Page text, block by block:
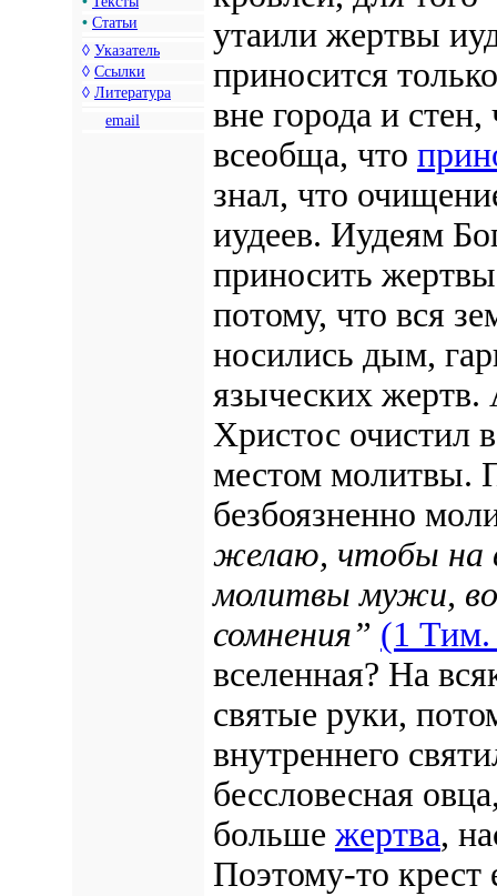
• Статьи
◊ Указатель
◊ Ссылки
◊ Литература
email
утаили жертвы
приносится
вне города и
всеобща, что
знал, что
иудеев. Иудеям
приносить
потому, что вся
носились дым,
языческих
Христос очистил
местом молитвы.
безбоязненно
желаю, чтобы на
молитвы мужи,
сомнения” (1 Тим.
вселенная? На
святые руки,
внутреннего
бессловесная
больше жертва,
Поэтому-то крест